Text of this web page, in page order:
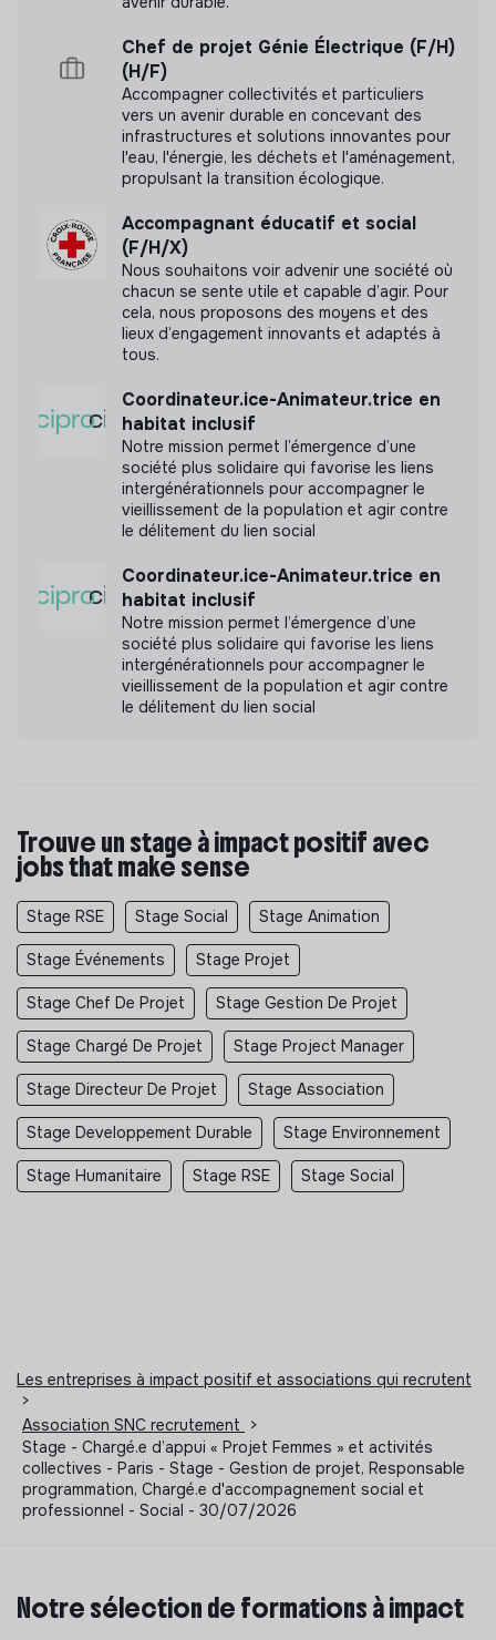
Chef de projet Génie Électrique (F/H)
(H/F)
Accompagner collectivités et particuliers
vers un avenir durable en concevant des
infrastructures et solutions innovantes pour
l'eau, l'énergie, les déchets et l'aménagement,
propulsant la transition écologique.
Accompagnant éducatif et social
(F/H/X)
Nous souhaitons voir advenir une société où
chacun se sente utile et capable d’agir. Pour
cela, nous proposons des moyens et des
lieux d’engagement innovants et adaptés à
tous.
Coordinateur.ice-Animateur.trice en
habitat inclusif
Notre mission permet l’émergence d’une
société plus solidaire qui favorise les liens
intergénérationnels pour accompagner le
vieillissement de la population et agir contre
le délitement du lien social
Coordinateur.ice-Animateur.trice en
habitat inclusif
Notre mission permet l’émergence d’une
société plus solidaire qui favorise les liens
intergénérationnels pour accompagner le
vieillissement de la population et agir contre
le délitement du lien social
Trouve un stage à impact positif avec
jobs that make sense
Stage RSE Stage Social Stage Animation
Stage Événements Stage Projet
Stage Chef De Projet Stage Gestion De Projet
Stage Chargé De Projet Stage Project Manager
Stage Directeur De Projet Stage Association
Stage Developpement Durable Stage Environnement
Stage Humanitaire Stage RSE Stage Social
Les entreprises à impact positif et associations qui recrutent
>
Association SNC recrutement
>
Stage - Chargé.e d’appui « Projet Femmes » et activités
collectives - Paris - Stage - Gestion de projet, Responsable
programmation, Chargé.e d'accompagnement social et
professionnel - Social - 30/07/2026
Notre sélection de formations à impact